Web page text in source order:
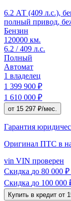
6.2 АТ (409 л.с.),
полный привод,
Бензин
120000 км.
6.2 / 409 л.с.
Полный
Автомат
1 владелец
1 399 900 ₽
1 610 000 ₽
от 15 297 ₽/мес.
Гарантия
Оригинал ПТС в
vin VIN проверен
Скидка до 80 000 ₽
Скидка до 100 000
Купить в кредит от